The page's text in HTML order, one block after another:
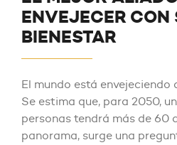
ENVEJECER CON
BIENESTAR
El mundo está envejeciendo
Se estima que, para 2050,
personas tendrá más de 60
panorama, surge una